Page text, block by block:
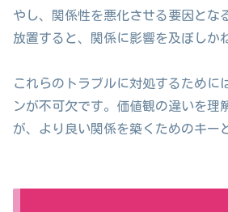
やし、関係性を悪化させる要因とな
放置すると、関係に影響を及ぼしか
これらのトラブルに対処するために
ンが不可欠です。価値観の違いを理
が、より良い関係を築くためのキー